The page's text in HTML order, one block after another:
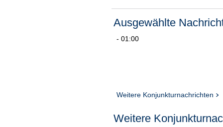
Ausgewählte
- 01:00
Weitere Konjunkturnachrichten
Weitere